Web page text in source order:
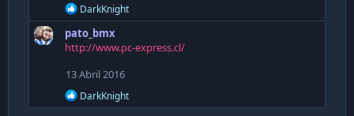
R
e
a
c
t
i
n
s
DarkKnight
pato_bmx
http://www.pc-express.cl/
13 Abril 2016
R
e
DarkKnight